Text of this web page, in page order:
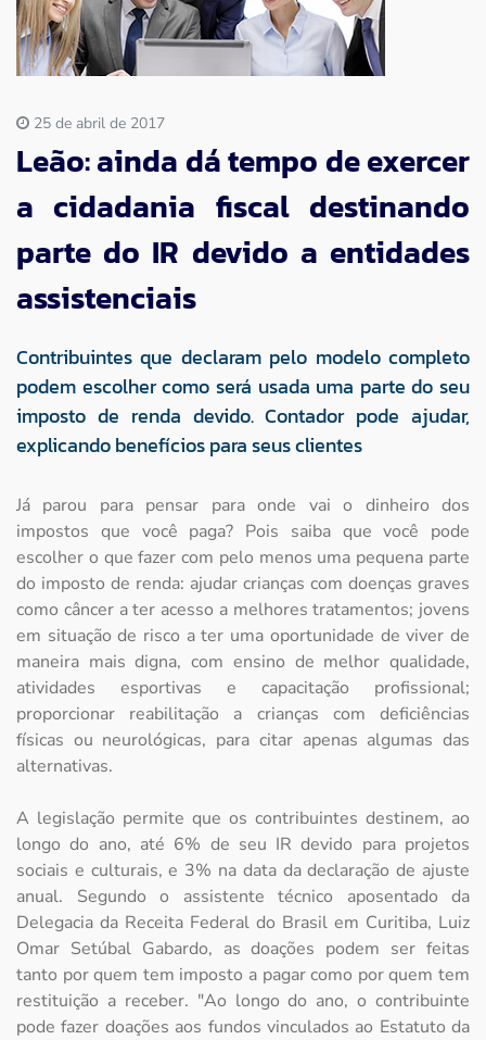
Imprensa
Contato
25 de abril de 2017
Leão: ainda dá tempo de exercer
a cidadania fiscal destinando
parte do IR devido a entidades
assistenciais
Contribuintes que declaram pelo modelo completo
podem escolher como será usada uma parte do seu
imposto de renda devido. Contador pode ajudar,
explicando benefícios para seus clientes
Já parou para pensar para onde vai o dinheiro dos
impostos que você paga? Pois saiba que você pode
escolher o que fazer com pelo menos uma pequena parte
do imposto de renda: ajudar crianças com doenças graves
como câncer a ter acesso a melhores tratamentos; jovens
em situação de risco a ter uma oportunidade de viver de
maneira mais digna, com ensino de melhor qualidade,
atividades esportivas e capacitação profissional;
proporcionar reabilitação a crianças com deficiências
físicas ou neurológicas, para citar apenas algumas das
alternativas.
A legislação permite que os contribuintes destinem, ao
longo do ano, até 6% de seu IR devido para projetos
sociais e culturais, e 3% na data da declaração de ajuste
anual. Segundo o assistente técnico aposentado da
Delegacia da Receita Federal do Brasil em Curitiba, Luiz
Omar Setúbal Gabardo, as doações podem ser feitas
tanto por quem tem imposto a pagar como por quem tem
restituição a receber. "Ao longo do ano, o contribuinte
pode fazer doações aos fundos vinculados ao Estatuto da